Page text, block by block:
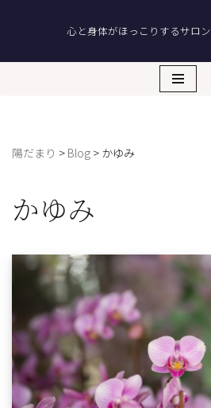
ン
ス
ッ
プ
心と身体がほっこりするサロン
陽だまり > Blog > かゆみ
かゆみ